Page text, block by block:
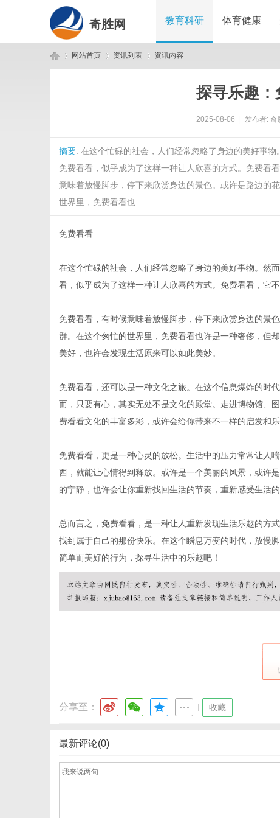
奇胜网 教育科研 体育健康
网站首页 资讯列表 资讯内容
探寻乐趣
2025-08-06 发布者: 奇
摘要: 在这个忙碌的社会，人们经常忽略了身边的美好事
免费看看，似乎成为了这样一种让人欣喜的方式。免费看
意味着放慢脚步，停下来欣赏身边的景色。或许是路边的
世界里，免费看看也......
免费看看
在这个忙碌的社会，人们经常忽略了身边的美好事物。然
看，似乎成为了这样一种让人欣喜的方式。免费看看，它
免费看看，有时候意味着放慢脚步，停下来欣赏身边的景
群。在这个匆忙的世界里，免费看看也许是一种奢侈，但
美好，也许会发现生活原来可以如此美妙。
免费看看，还可以是一种文化之旅。在这个信息爆炸的时
而，只要有心，其实无处不是文化的殿堂。走进博物馆、
费看看文化的丰富多彩，或许会给你带来不一样的启发和乐
免费看看，更是一种心灵的放松。生活中的压力常常让人
西，就能让心情得到释放。或许是一个美丽的风景，或许
的宁静，也许会让你重新找回生活的节奏，重新感受生活的
总而言之，免费看看，是一种让人重新发现生活乐趣的方
找到属于自己的那份快乐。在这个瞬息万变的时代，放慢
简单而美好的行为，探寻生活中的乐趣吧！
分享至： 收藏
最新评论(0)